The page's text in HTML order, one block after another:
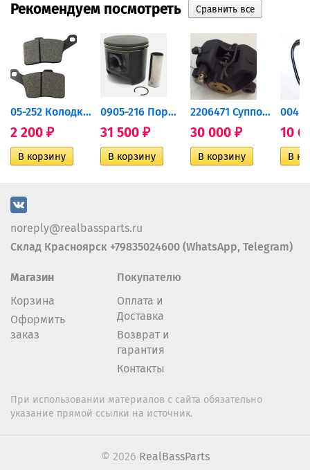
Рекомендуем посмотреть
05-252 Колодки тормозные...
2 200 ₽
0905-216 Поршень Arctic Cat...
31 500 ₽
2206471 Суппорт тормозной...
30 000 ₽ 10
noreply@realbassparts.ru
Склад Красноярск +79835024600 (WhatsApp, Telegram)
Магазин
Корзина
Оформить
заказ
Покупателю
Оплата и
Доставка
Возврат и
гарантия
Контакты
При использовании материалов с сайта обязательно
указание прямой ссылки на источник.
© 2026 RealBassParts